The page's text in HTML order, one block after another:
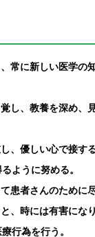
常に新しい医学の
し、教養を深め、
、優しい心で接す
ように努める。
患者さんのために尽
、時には有害にな
行為を行う。